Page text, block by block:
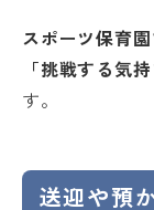
スポーツ保育
「挑戦する気
す。
送迎や預